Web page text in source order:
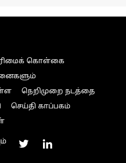
கொள்கை
நெறிமுறை நடத்தை
செய்தி காப்பகம்